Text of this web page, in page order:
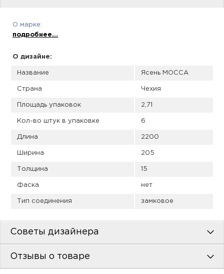
О марке:
подробнее...
О дизайне:
Название Ясень МОССА
Страна Чехия
Площадь упаковок 2,71
Кол-во штук в упаковке 6
Длина 2200
Ширина 205
Толщина 15
Фаска нет
Тип соединения замковое
Советы дизайнера
Отзывы о товаре